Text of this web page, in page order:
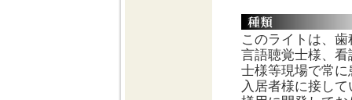
このライトは、
言語聴覚士様、
士様等現場で常
入居者様に接し